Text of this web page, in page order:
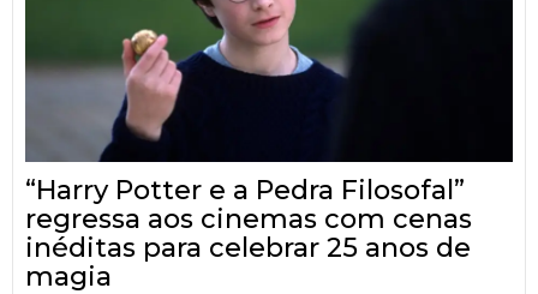
“Harry Potter e a Pedra Filosofal”
regressa aos cinemas com cenas
inéditas para celebrar 25 anos de
magia